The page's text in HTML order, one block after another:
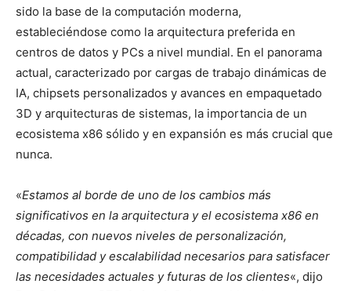
sido la base de la computación moderna,
estableciéndose como la arquitectura preferida en
centros de datos y PCs a nivel mundial. En el panorama
actual, caracterizado por cargas de trabajo dinámicas de
IA, chipsets personalizados y avances en empaquetado
3D y arquitecturas de sistemas, la importancia de un
ecosistema x86 sólido y en expansión es más crucial que
nunca.
«Estamos al borde de uno de los cambios más
significativos en la arquitectura y el ecosistema x86 en
décadas, con nuevos niveles de personalización,
compatibilidad y escalabilidad necesarios para satisfacer
las necesidades actuales y futuras de los clientes«, dijo